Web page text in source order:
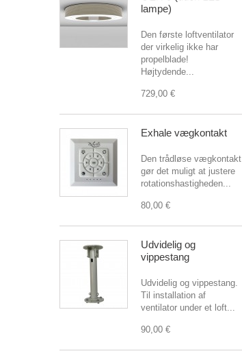
lampe)
Den første loftventilator
der virkelig ikke har
propelblade!
Højtydende...
729,00 €
Exhale vægkontakt
Den trådløse vægkontakt
gør det muligt at justere
rotationshastigheden...
80,00 €
Udvidelig og
vippestang
Udvidelig og vippestang.
Til installation af
ventilator under et loft...
90,00 €